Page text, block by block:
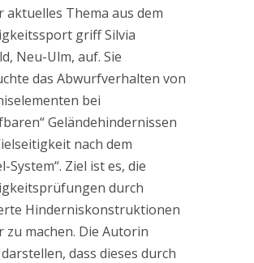
aktuelles Thema aus dem
griff Silvia
Neu-Ulm, auf. Sie
das Abwurfverhalten von
bei
Geländehindernissen
nach dem
System“. Ziel ist es, die
durch
Hinderniskonstruktionen
zu machen. Die Autorin
dass dieses durch